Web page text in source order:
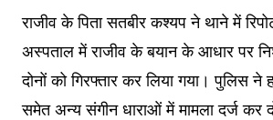
राजीव के पिता सतबीर कश्यप ने थाने में
अस्पताल में राजीव के बयान के आधार पर
दोनों को गिरफ्तार कर लिया गया। पुलिस ने
समेत अन्य संगीन धाराओं में मामला दर्ज कर